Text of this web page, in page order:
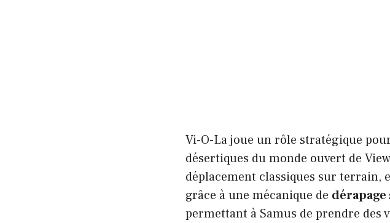
Vi-O-La joue un rôle stratégique
désertiques du monde ouvert de
déplacement classiques sur
grâce à une mécanique de dérapage
permettant à Samus de prendre des